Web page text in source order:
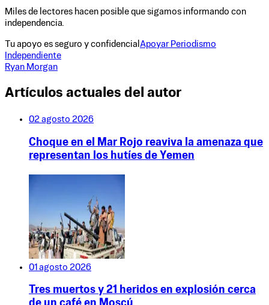
Miles de lectores hacen posible que sigamos informando con
independencia.
Tu apoyo es seguro y confidencial Apoyar Periodismo
Independiente
Ryan Morgan
Artículos actuales del autor
02 agosto 2026
Choque en el Mar Rojo reaviva la amenaza que
representan los hutíes de Yemen
01 agosto 2026
Tres muertos y 21 heridos en explosión cerca